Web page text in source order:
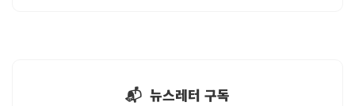
📬 뉴스레터 구독